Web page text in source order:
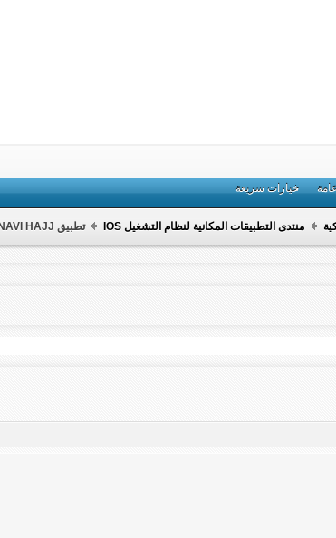
خيارات سريعة
منتدى التطبيقات المكانية لنظام التشغيل IOS تطبيق NAVI HAJJ